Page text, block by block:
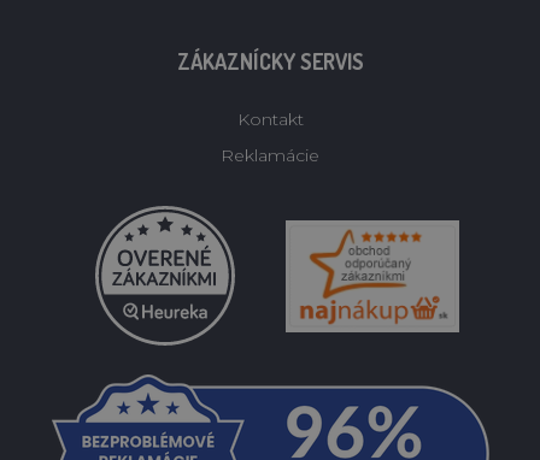
ZÁKAZNÍCKY SERVIS
Kontakt
Reklamácie